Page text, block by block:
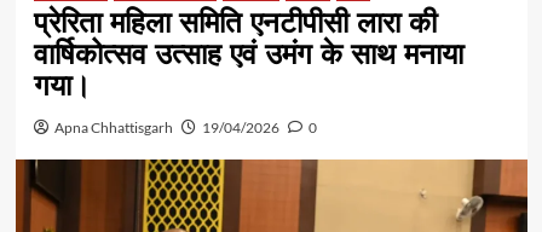
प्रेरिता महिला समिति एनटीपीसी लारा की
वार्षिकोत्सव उत्साह एवं उमंग के साथ मनाया
गया।
Apna Chhattisgarh 19/04/2026 0